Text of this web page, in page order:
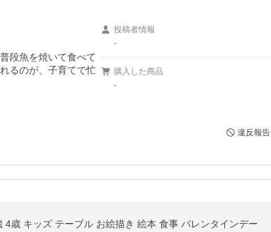
段魚を焼いて食べて
るのが、子育てで忙
投稿者情報
-
購入した商品
-
違反報告
歳 キッズ テーブル お絵描き 絵本 食事 バレンタインデー